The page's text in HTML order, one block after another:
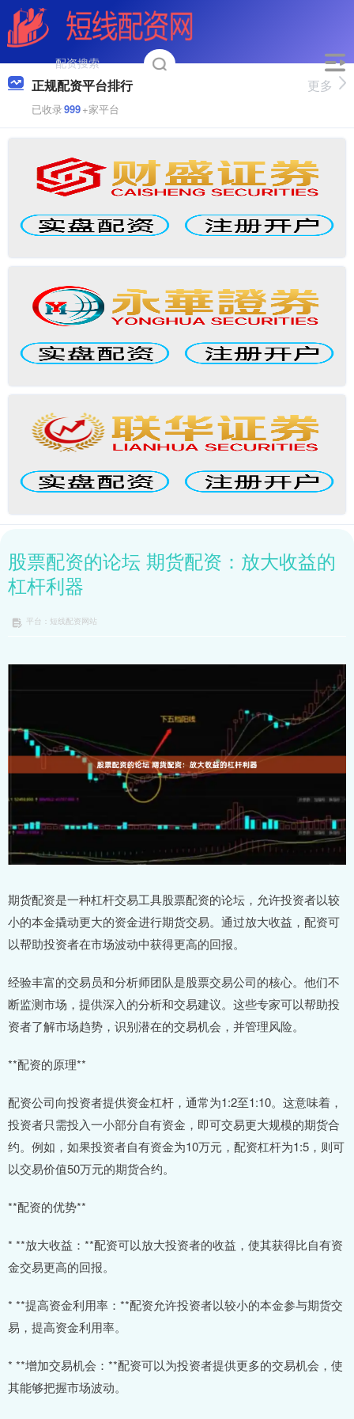
正规配资平台排行
已收录999+家平台
更多
股票配资的论坛 期货配资：放大收益的
杠杆利器
平台：短线配资网站
期货配资是一种杠杆交易工具股票配资的论坛，允许投资者以较
小的本金撬动更大的资金进行期货交易。通过放大收益，配资可
以帮助投资者在市场波动中获得更高的回报。
经验丰富的交易员和分析师团队是股票交易公司的核心。他们不
断监测市场，提供深入的分析和交易建议。这些专家可以帮助投
资者了解市场趋势，识别潜在的交易机会，并管理风险。
**配资的原理**
配资公司向投资者提供资金杠杆，通常为1:2至1:10。这意味着，
投资者只需投入一小部分自有资金，即可交易更大规模的期货合
约。例如，如果投资者自有资金为10万元，配资杠杆为1:5，则可
以交易价值50万元的期货合约。
**配资的优势**
* **放大收益：**配资可以放大投资者的收益，使其获得比自有资
金交易更高的回报。
* **提高资金利用率：**配资允许投资者以较小的本金参与期货交
易，提高资金利用率。
* **增加交易机会：**配资可以为投资者提供更多的交易机会，使
其能够把握市场波动。